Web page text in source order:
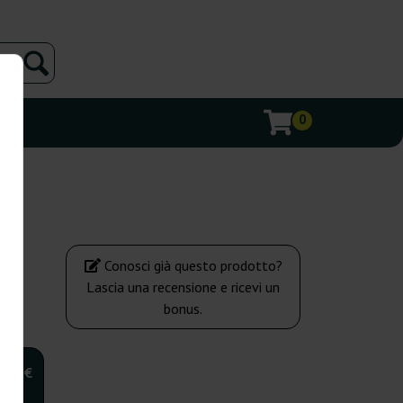
0
€
Conosci già questo prodotto?
Lascia una recensione e ricevi un
bonus.